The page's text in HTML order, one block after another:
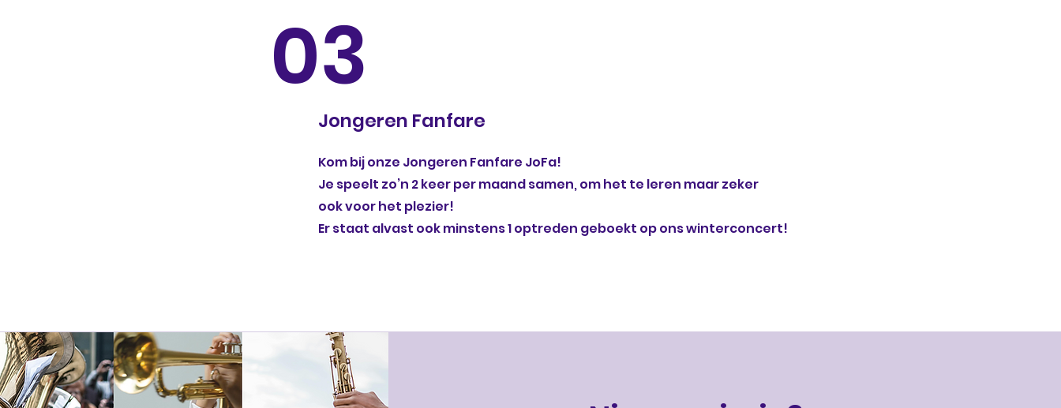
03
Jongeren Fanfare
Kom bij onze Jongeren Fanfare JoFa!
Je speelt zo’n 2 keer per maand samen, om het te leren maar zeker
ook voor het plezier!
Er staat alvast ook minstens 1 optreden geboekt op ons winterconcert!